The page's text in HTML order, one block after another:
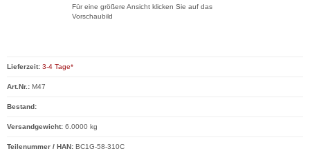
Für eine größere Ansicht klicken Sie auf das
Vorschaubild
Lieferzeit: 3-4 Tage*
Art.Nr.: M47
Bestand:
Versandgewicht: 6.0000 kg
Teilenummer / HAN: BC1G-58-310C